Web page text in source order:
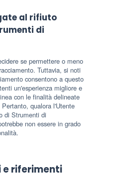
al rifiuto
di
se permettere o meno
Tuttavia, si noti
consentono a questo
un'esperienza migliore e
con le finalità delineate
qualora l'Utente
di Strumenti di
non essere in grado
e riferimenti